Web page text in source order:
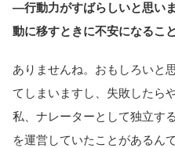
―行動力がすばらしいと思い
動に移すときに不安になるこ
ありませんね。おもしろいと
てしまいますし、失敗したら
私、ナレーターとして独立す
を運営していたことがあるん